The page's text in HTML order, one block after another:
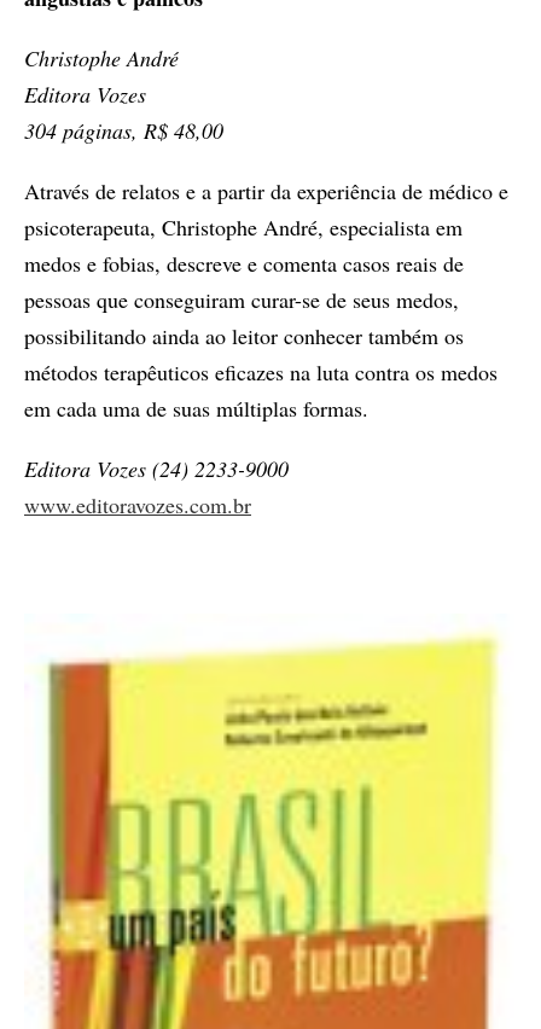
Christophe André
Editora Vozes
304 páginas, R$ 48,00
Através de relatos e a partir da experiência de médico e
psicoterapeuta, Christophe André, especialista em
medos e fobias, descreve e comenta casos reais de
pessoas que conseguiram curar-se de seus medos,
possibilitando ainda ao leitor conhecer também os
métodos terapêuticos eficazes na luta contra os medos
em cada uma de suas múltiplas formas.
Editora Vozes (24) 2233-9000
www.editoravozes.com.br